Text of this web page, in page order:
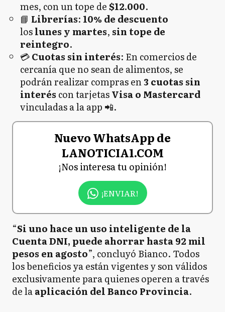
mes, con un tope de$12.000.
📘 Librerías: 10% de descuento
loslunes y martes, sin tope de
reintegro.
💳Cuotas sin interés: En comercios de
cercanía que no sean de alimentos, se
podrán realizar compras en3 cuotas sin
interés con tarjetasVisa o Mastercard
vinculadas a la app 📲.
Nuevo WhatsApp de
LANOTICIA1.COM
¡Nos interesa tu opinión!
¡ENVIAR!
“Si uno hace un uso inteligente de la
Cuenta DNI, puede ahorrar hasta 92 mil
pesos en agosto”, concluyó Bianco. Todos
los beneficios ya están vigentes y son válidos
exclusivamente para quienes operen a través
de laaplicación del Banco Provincia.